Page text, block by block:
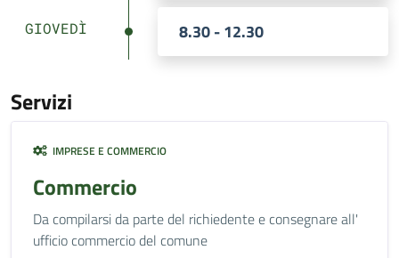
GIOVEDÌ 8.30 - 12.30
Servizi
IMPRESE E COMMERCIO
Commercio
Da compilarsi da parte del richiedente e consegnare all'
ufficio commercio del comune